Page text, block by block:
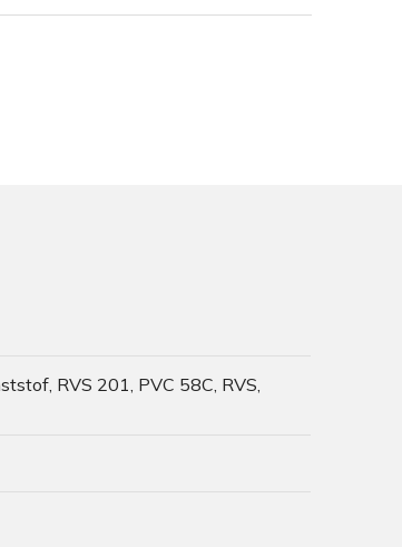
RVS 201, PVC 58C, RVS,